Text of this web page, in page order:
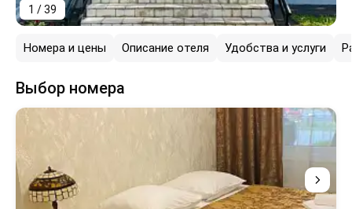
1 / 39
Номера и цены Описание отеля Удобства и услуги
Выбор номера